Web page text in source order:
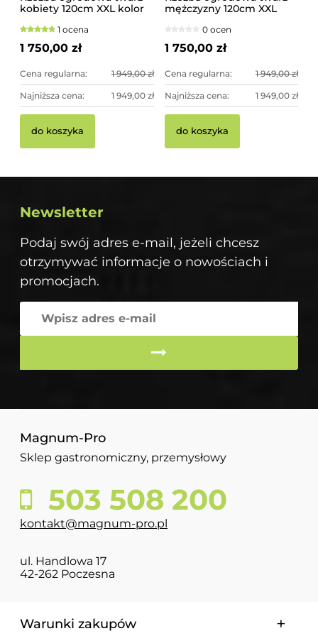
kobiety 120cm XXL kolor
imponująca dekoracja
ogrodowa
1 ocena
1 750,00 zł
Cena regularna: 1 949,00 zł
Najniższa cena: 1 949,00 zł
do koszyka
mężczyzny 120cm XXL
dekoracja ogrodowa
0 ocen
1 750,00 zł
Cena regularna: 1 949,00 zł
Najniższa cena: 1 949,00 zł
do koszyka
Newsletter
Podaj swój adres e-mail, jeżeli chcesz
otrzymywać informacje o nowościach i
promocjach.
Magnum-Pro
Sklep gastronomiczny, przemysłowy
503 508 200
kontakt@magnum-pro.pl
ul. Handlowa 17
42-262 Poczesna
Warunki zakupów